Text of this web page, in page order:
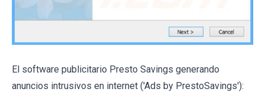
El software publicitario Presto Savings generando
anuncios intrusivos en internet ('Ads by PrestoSavings'):